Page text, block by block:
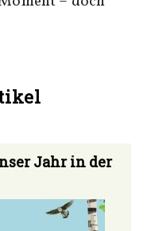
Jahr in der